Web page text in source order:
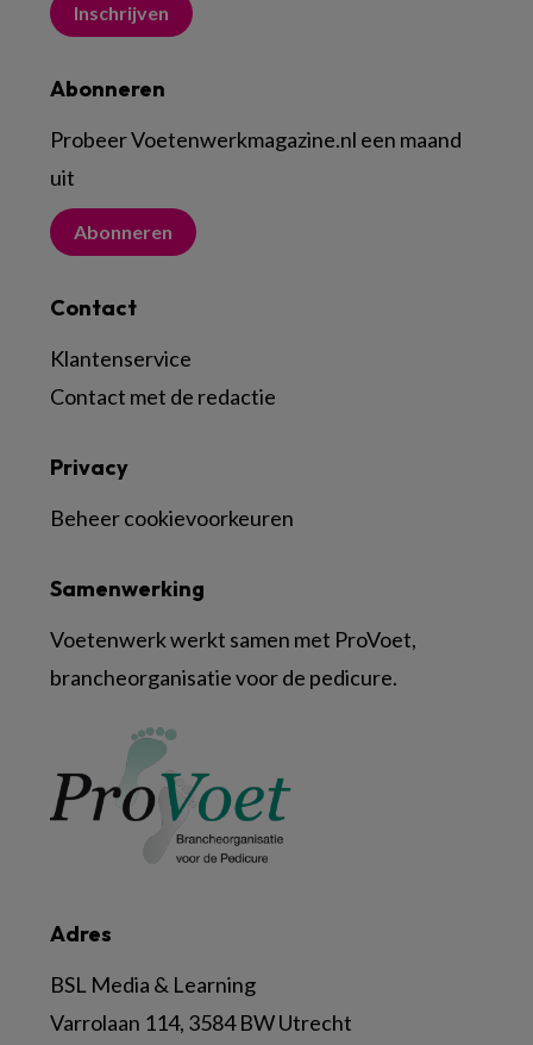
Inschrijven
Abonneren
Probeer Voetenwerkmagazine.nl een maand
uit
Abonneren
Contact
Klantenservice
Contact met de redactie
Adres
BSL Media & Learning
Varrolaan 114, 3584 BW Utrecht
Samenwerking
Voetenwerk werkt samen met ProVoet,
brancheorganisatie voor de pedicure.
Privacy
Beheer cookievoorkeuren